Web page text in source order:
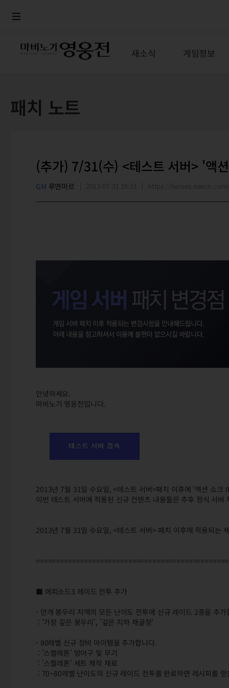
새소식 게임정보
패치 노트
(추가) 7/31(수) <테스트 서버> '액
GM 루엔마르
안녕하세요.
마비노기 영웅전입니다.
2013년 7월 31일 수요일, <테스트 서버>패치 이후에 '액션 쇼크
이번 테스트 서버에 적용된 신규 컨텐츠 내용들은 추후 정식 서
2013년 7월 31일 수요일, <테스트 서버> 패치 이후에 적용되는
■ 에피소드3 레이드 전투 추가
- 안개 봉우리 지역의 모든 난이도 전투에 신규 레이드 2종을 추가
: '가장 깊은 봉우리', '깊은 지하 채굴장'
- 80레벨 신규 장비 아이템을 추가합니다.
: '스켈레톤' 방어구 및 무기
: '스켈레톤' 세트 제작 재료
: 70~80레벨 난이도의 신규 레이드 전투를 완료하면 레시피를